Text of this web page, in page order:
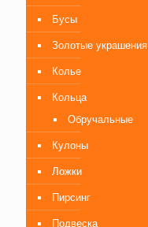
Бусы
Золотые украшения
Колье
Кольца
Обручальные
Кулоны
Ложки
Пирсинг
Подвеска